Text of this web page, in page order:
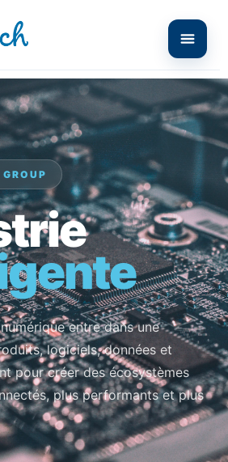
entre dans une
logiciels, données et
pour créer des écosystèmes
plus performants et plus